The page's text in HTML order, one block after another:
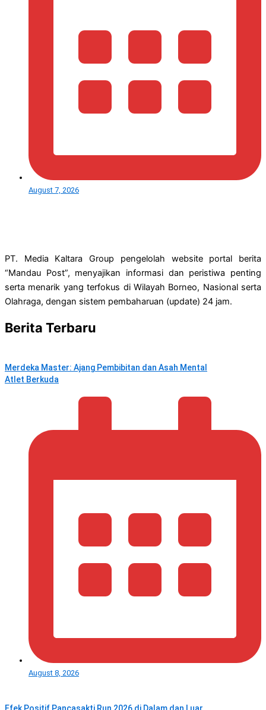
August 7, 2026
PT. Media Kaltara Group pengelolah website portal berita
“Mandau Post”, menyajikan informasi dan peristiwa penting
serta menarik yang terfokus di Wilayah Borneo, Nasional serta
Olahraga, dengan sistem pembaharuan (update) 24 jam.
Berita Terbaru
Merdeka Master: Ajang Pembibitan dan Asah Mental
Atlet Berkuda
August 8, 2026
Efek Positif Pancasakti Run 2026 di Dalam dan Luar